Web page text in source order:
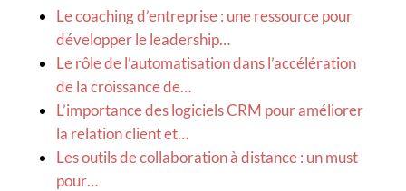
Le coaching d’entreprise : une ressource pour
développer le leadership…
Le rôle de l’automatisation dans l’accélération
de la croissance de…
L’importance des logiciels CRM pour améliorer
la relation client et…
Les outils de collaboration à distance : un must
pour…